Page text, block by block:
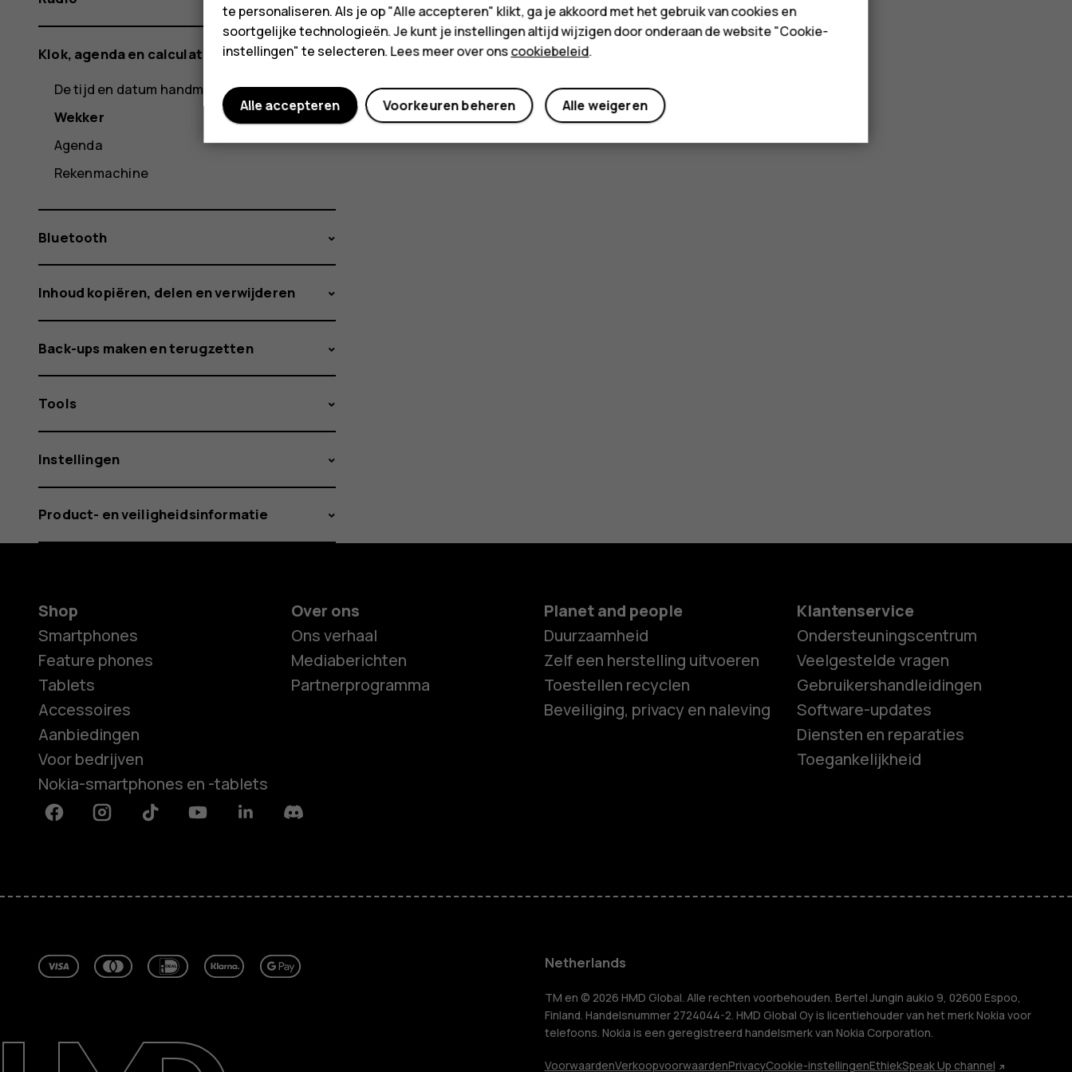
Smartphones
HMD Terra M
Voor bedrijven
Tablets
Over ons
Klantenservice
Klok, agenda en calculator
De tijd en datum handmatig instellen
Wekker
Agenda
Rekenmachine
Bluetooth
Inhoud kopiëren, delen en verwijderen
Back-ups maken en terugzetten
Tools
Instellingen
Product- en veiligheidsinformatie
Shop
Smartphones
Feature phones
Tablets
Accessoires
Aanbiedingen
Voor bedrijven
Nokia-smartphones en -tablets
Over ons
Ons verhaal
Mediaberichten
Partnerprogramma
Planet and people
Duurzaamheid
Zelf een herstelling uitvoeren
Toestellen recyclen
Beveiliging, privacy en naleving
Klantenservice
Ondersteuningscentrum
Veelgestelde vragen
Gebruikershandleidingen
Software-updates
Diensten en reparaties
Toegankelijkheid
FacebookInstagramTiktok YoutubeLinkedinDiscord
Netherlands
TM en © 2026 HMD Global. Alle rechten voorbehouden. Bertel Jungin aukio 9, 02600 Espoo,
Finland. Handelsnummer 2724044-2. HMD Global Oy is licentiehouder van het merk Nokia voor
telefoons. Nokia is een geregistreerd handelsmerk van Nokia Corporation.
VoorwaardenVerkoopvoorwaardenPrivacyCookie-instellingenEthiekSpeak Up channel
te personaliseren. Als je op "Alle accepteren" klikt, ga je akkoord met het gebruik van cookies en
soortgelijke technologieën. Je kunt je instellingen altijd wijzigen door onderaan de website "Cookie-
instellingen" te selecteren. Lees meer over onscookiebeleid.
Alle weigeren
Voorkeuren beheren
Alle accepteren